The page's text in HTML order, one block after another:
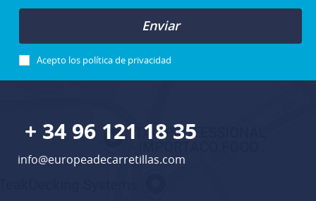
Enviar
Acepto los política de privacidad
+ 34 96 121 18 35
info@europeadecarretillas.com